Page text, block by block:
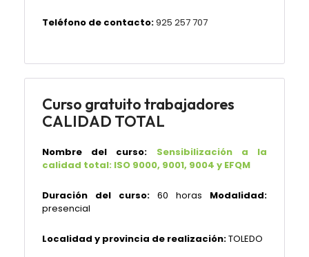
Teléfono de contacto:925 257 707
Curso gratuito trabajadores
CALIDAD TOTAL
Nombre del curso:
Sensibilización a la
calidad total: ISO 9000, 9001, 9004 y EFQM
Duración del curso: 60 horas Modalidad:
presencial
Localidad y provincia de realización:TOLEDO